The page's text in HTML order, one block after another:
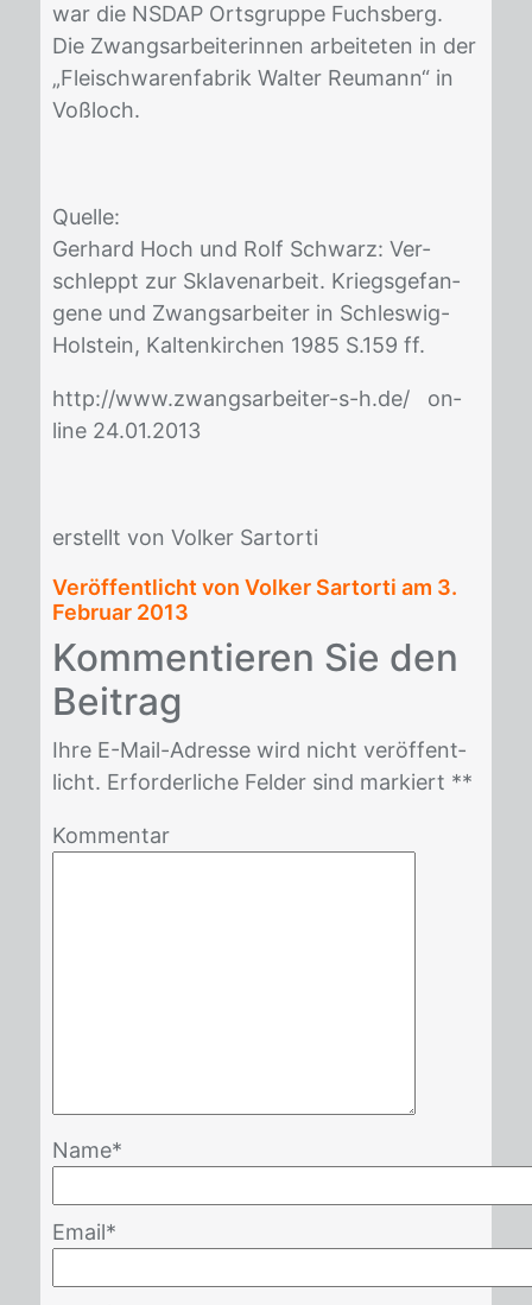
war die NS­DAP Orts­grup­pe Fuchs­berg.
Die Zwangs­ar­bei­te­rin­nen ar­bei­te­ten in der
„Fleisch­wa­ren­fa­brik Wal­ter Reu­mann“ in
Voß­loch.
Quel­le:
Ger­hard Hoch und Rolf Schwarz: Ver­
schleppt zur Skla­ven­ar­beit. Kriegs­ge­fan­
ge­ne und Zwangs­ar­bei­ter in Schles­wig-
Hol­stein, Kal­ten­kir­chen 1985 S.159 ff.
http://​www.zwangs­ar­bei­ter-s-h.de/ on­
line 24.01.2013
er­stellt von Vol­ker Sar­t­or­ti
Veröffentlicht von Volker Sartorti am 3.
Februar 2013
Kom­men­tie­ren Sie den
Bei­trag
Ihre E-Mail-Adres­se wird nicht ver­öf­fent­
licht. Er­for­der­li­che Fel­der sind mar­kiert **
Kommentar
Name*
Email*